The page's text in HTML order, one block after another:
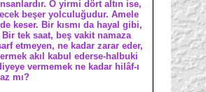
O yirmi dört altın ise,
beşer yolculuğudur. Amele
keser. Bir kısmı da hayal gibi,
tek saat, beş vakit namaza
etmeyen, ne kadar zarar eder,
akıl kabul ederse-halbuki
vermemek ne kadar hilâf-ı
mı?